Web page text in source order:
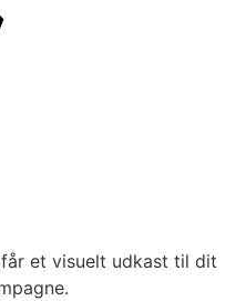
et visuelt udkast til dit